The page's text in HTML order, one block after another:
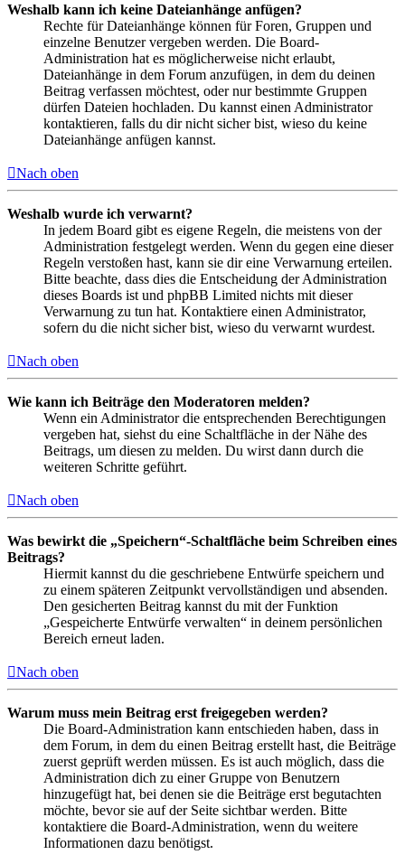
Weshalb kann ich keine Dateianhänge anfügen?
Rechte für Dateianhänge können für Foren, Gruppen und
einzelne Benutzer vergeben werden. Die Board-
Administration hat es möglicherweise nicht erlaubt,
Dateianhänge in dem Forum anzufügen, in dem du deinen
Beitrag verfassen möchtest, oder nur bestimmte Gruppen
dürfen Dateien hochladen. Du kannst einen Administrator
kontaktieren, falls du dir nicht sicher bist, wieso du keine
Dateianhänge anfügen kannst.
Nach oben
Weshalb wurde ich verwarnt?
In jedem Board gibt es eigene Regeln, die meistens von der
Administration festgelegt werden. Wenn du gegen eine dieser
Regeln verstoßen hast, kann sie dir eine Verwarnung erteilen.
Bitte beachte, dass dies die Entscheidung der Administration
dieses Boards ist und phpBB Limited nichts mit dieser
Verwarnung zu tun hat. Kontaktiere einen Administrator,
sofern du die nicht sicher bist, wieso du verwarnt wurdest.
Nach oben
Wie kann ich Beiträge den Moderatoren melden?
Wenn ein Administrator die entsprechenden Berechtigungen
vergeben hat, siehst du eine Schaltfläche in der Nähe des
Beitrags, um diesen zu melden. Du wirst dann durch die
weiteren Schritte geführt.
Nach oben
Was bewirkt die „Speichern“-Schaltfläche beim Schreiben eines
Beitrags?
Hiermit kannst du die geschriebene Entwürfe speichern und
zu einem späteren Zeitpunkt vervollständigen und absenden.
Den gesicherten Beitrag kannst du mit der Funktion
„Gespeicherte Entwürfe verwalten“ in deinem persönlichen
Bereich erneut laden.
Nach oben
Warum muss mein Beitrag erst freigegeben werden?
Die Board-Administration kann entschieden haben, dass in
dem Forum, in dem du einen Beitrag erstellt hast, die Beiträge
zuerst geprüft werden müssen. Es ist auch möglich, dass die
Administration dich zu einer Gruppe von Benutzern
hinzugefügt hat, bei denen sie die Beiträge erst begutachten
möchte, bevor sie auf der Seite sichtbar werden. Bitte
kontaktiere die Board-Administration, wenn du weitere
Informationen dazu benötigst.